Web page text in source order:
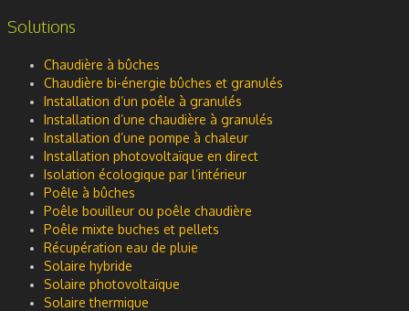
Solutions
Chaudière à bûches
Chaudière bi-énergie bûches et granulés
Installation d’un poêle à granulés
Installation d’une chaudière à granulés
Installation d’une pompe à chaleur
Installation photovoltaïque en direct
Isolation écologique par l’intérieur
Poêle à bûches
Poêle bouilleur ou poêle chaudière
Poêle mixte buches et pellets
Récupération eau de pluie
Solaire hybride
Solaire photovoltaïque
Solaire thermique